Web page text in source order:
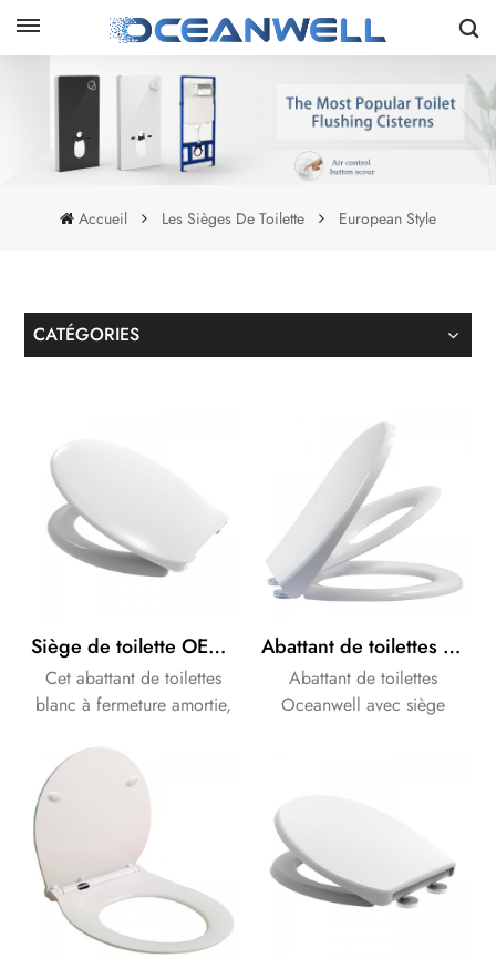
Accueil Les Sièges De Toilette European Style
CATÉGORIES
Siège de toilette OEM/ODM blanc à fermeture douce en Duroplast
Cet abattant de toilettes
blanc à fermeture amortie,
fabriqué en urée durable.
Son design moderne et sa
forme allongée offrent un
confort accru. Il est équipé
d'une charnière en acier
inoxydable, d'un système de
démontage rapide et d'un
mécanisme de fermeture
Abattant de toilettes avec siège enfant intégré, en urée, avec mécanisme de fermeture amortie et facile à retirer.
Abattant de toilettes
Oceanwell avec siège
Fermeture amortie pour une
sécurité et un silence
optimaux. Siège enfant
magnétique amovible,